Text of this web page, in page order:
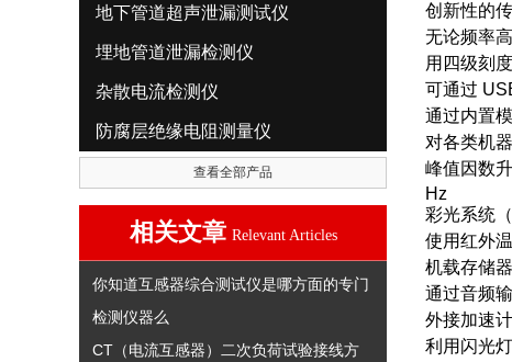
地下管道超声泄漏测试仪
埋地管道泄漏检测仪
杂散电流检测仪
防腐层绝缘电阻测量仪
查看全部产品
相关文章 Relevant Articles
你知道互感器综合测试仪是哪方面的专门
检测仪器么
CT（电流互感器）二次负荷试验接线方
创新性的
无论频率
用四级刻
可通过
通过内置
对各类机
峰值因数
Hz
彩光系统
使用红外
机载存储
通过音频
外接加速
利用闪光